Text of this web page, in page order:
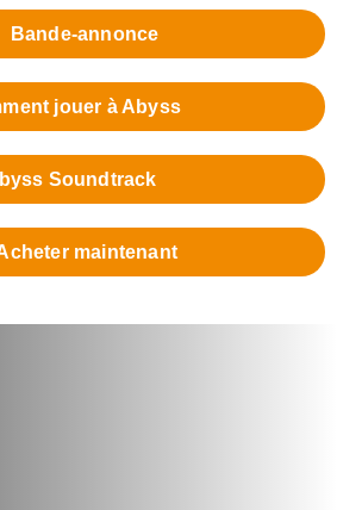
Bande-annonce
jouer à Abyss
Soundtrack
maintenant